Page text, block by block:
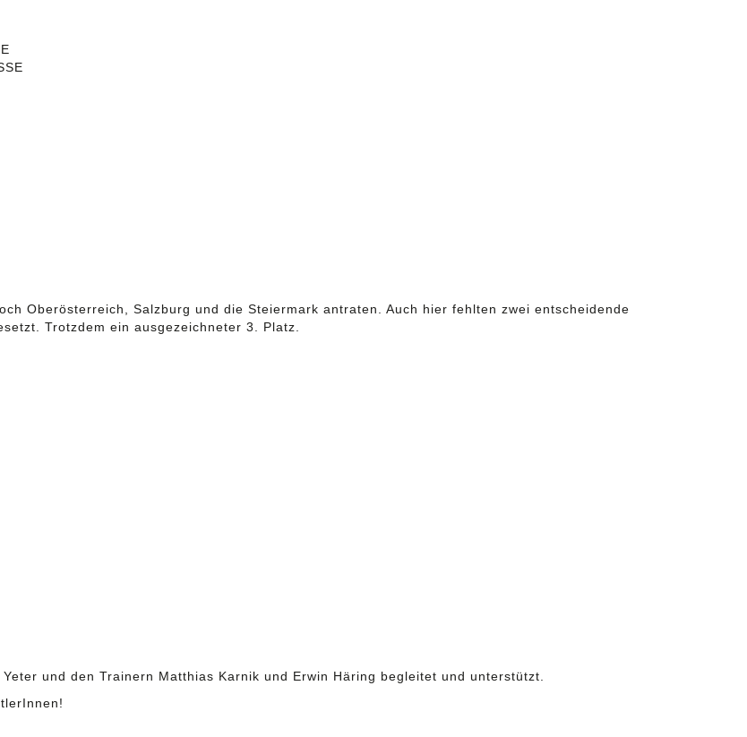
Oberösterreich, Salzburg und die Steiermark antraten. Auch hier fehlten zwei entscheidende
Trotzdem ein ausgezeichneter 3. Platz.
und den Trainern Matthias Karnik und Erwin Häring begleitet und unterstützt.